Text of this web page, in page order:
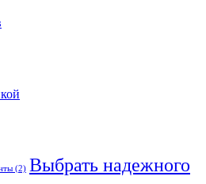
(2) Выбрать надежного